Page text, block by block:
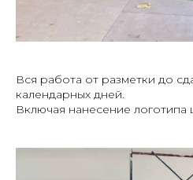
Вся работа от разметки до
календарных дней.
Включая нанесение логотипа